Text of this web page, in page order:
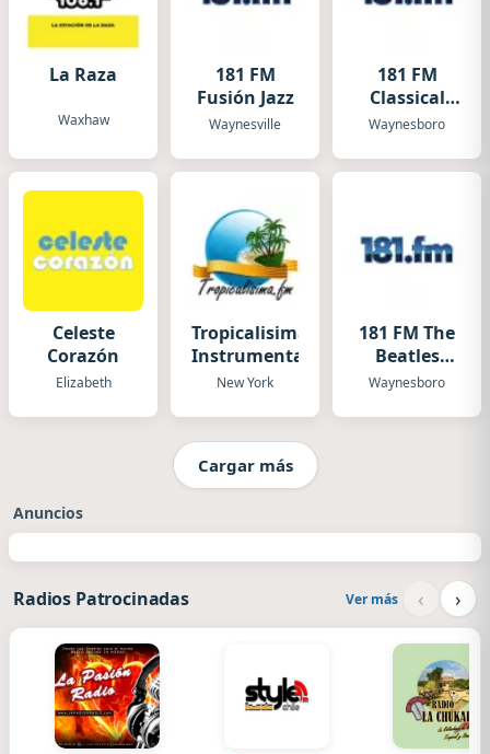
La Raza
Waxhaw
181 FM
Fusión Jazz
Waynesville
181 FM
Classical
Music
Waynesboro
Celeste
Corazón
Elizabeth
Tropicalisima.Fm
Instrumental
New York
181 FM The
Beatles
Channel
Waynesboro
Cargar más
Anuncios
Radios Patrocinadas Ver más ‹ ›